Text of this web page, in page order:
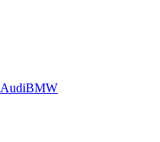
AudiBMW